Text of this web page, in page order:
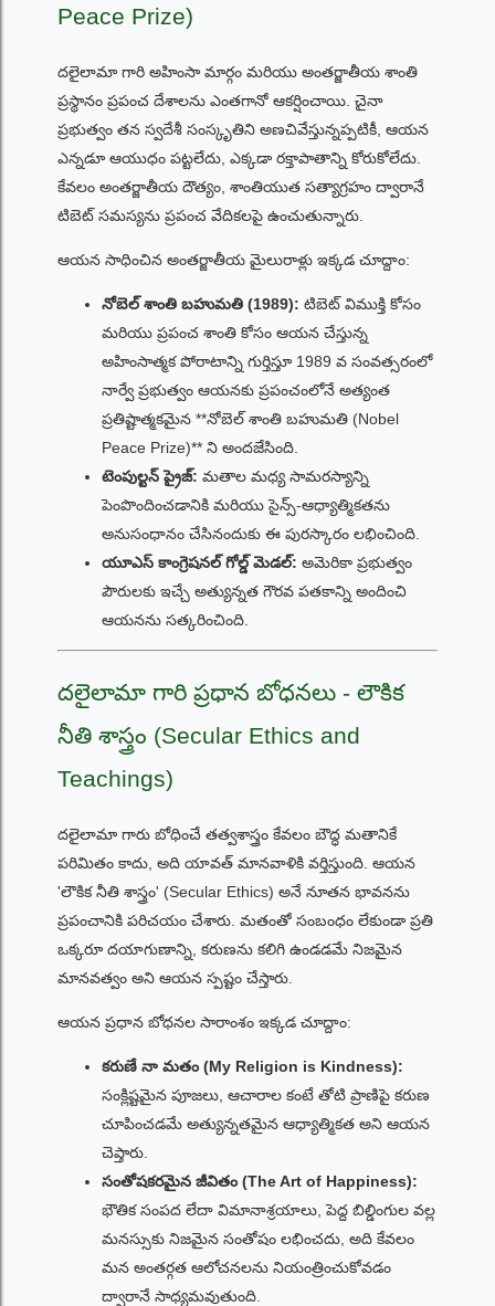
Peace Prize)
దలైలామా గారి అహింసా మార్గం మరియు అంతర్జాతీయ శాంతి
ప్రస్థానం ప్రపంచ దేశాలను ఎంతగానో ఆకర్షించాయి. చైనా
ప్రభుత్వం తన స్వదేశీ సంస్కృతిని అణచివేస్తున్నప్పటికీ, ఆయన
ఎన్నడూ ఆయుధం పట్టలేదు, ఎక్కడా రక్తాపాతాన్ని కోరుకోలేదు.
కేవలం అంతర్జాతీయ దౌత్యం, శాంతియుత సత్యాగ్రహం ద్వారానే
టిబెట్ సమస్యను ప్రపంచ వేదికలపై ఉంచుతున్నారు.
ఆయన సాధించిన అంతర్జాతీయ మైలురాళ్లు ఇక్కడ చూద్దాం:
నోబెల్ శాంతి బహుమతి (1989): టిబెట్ విముక్తి కోసం
మరియు ప్రపంచ శాంతి కోసం ఆయన చేస్తున్న
అహింసాత్మక పోరాటాన్ని గుర్తిస్తూ 1989 వ సంవత్సరంలో
నార్వే ప్రభుత్వం ఆయనకు ప్రపంచంలోనే అత్యంత
ప్రతిష్టాత్మకమైన **నోబెల్ శాంతి బహుమతి (Nobel
Peace Prize)** ని అందజేసింది.
టెంపుల్టన్ ప్రైజ్: మతాల మధ్య సామరస్యాన్ని
పెంపొందించడానికి మరియు సైన్స్-ఆధ్యాత్మికతను
అనుసంధానం చేసినందుకు ఈ పురస్కారం లభించింది.
యూఎస్ కాంగ్రెషనల్ గోల్డ్ మెడల్: అమెరికా ప్రభుత్వం
పౌరులకు ఇచ్చే అత్యున్నత గౌరవ పతకాన్ని అందించి
ఆయనను సత్కరించింది.
దలైలామా గారి ప్రధాన బోధనలు - లౌకిక
నీతి శాస్త్రం (Secular Ethics and
Teachings)
దలైలామా గారు బోధించే తత్వశాస్త్రం కేవలం బౌద్ధ మతానికే
పరిమితం కాదు, అది యావత్ మానవాళికి వర్తిస్తుంది. ఆయన
'లౌకిక నీతి శాస్త్రం' (Secular Ethics) అనే నూతన భావనను
ప్రపంచానికి పరిచయం చేశారు. మతంతో సంబంధం లేకుండా ప్రతి
ఒక్కరూ దయాగుణాన్ని, కరుణను కలిగి ఉండడమే నిజమైన
మానవత్వం అని ఆయన స్పష్టం చేస్తారు.
ఆయన ప్రధాన బోధనల సారాంశం ఇక్కడ చూద్దాం:
కరుణే నా మతం (My Religion is Kindness):
సంక్లిష్టమైన పూజలు, ఆచారాల కంటే తోటి ప్రాణిపై కరుణ
చూపించడమే అత్యున్నతమైన ఆధ్యాత్మికత అని ఆయన
చెప్తారు.
సంతోషకరమైన జీవితం (The Art of Happiness):
భౌతిక సంపద లేదా విమానాశ్రయాలు, పెద్ద బిల్డింగుల వల్ల
మనస్సుకు నిజమైన సంతోషం లభించదు, అది కేవలం
మన అంతర్గత ఆలోచనలను నియంత్రించుకోవడం
ద్వారానే సాధ్యమవుతుంది.